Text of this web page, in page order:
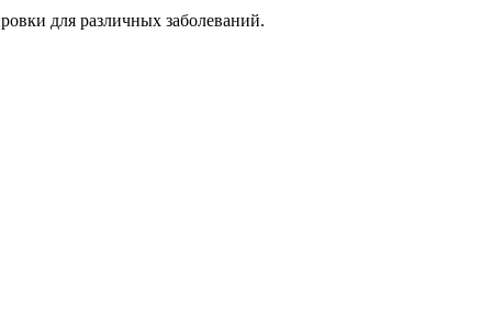
для различных заболеваний.